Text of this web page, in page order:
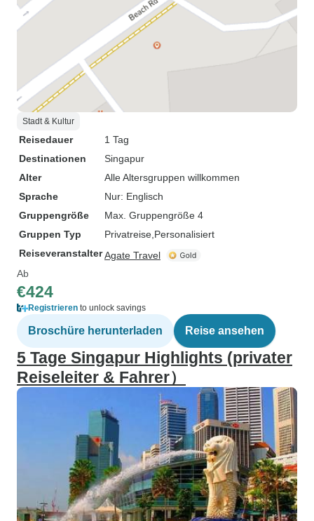
Stadt & Kultur
Reisedauer
1 Tag
Destinationen
Singapur
Alter
Alle Altersgruppen willkommen
Sprache
Nur: Englisch
Gruppengröße
Max. Gruppengröße 4
Gruppen Typ
Privatreise Personalisiert
ReiseveranstalterAgate Travel
Ab
€424
Registrieren to unlock savings
Broschüre herunterladen Reise ansehen
5 Tage Singapur Highlights (privater
Reiseleiter & Fahrer）